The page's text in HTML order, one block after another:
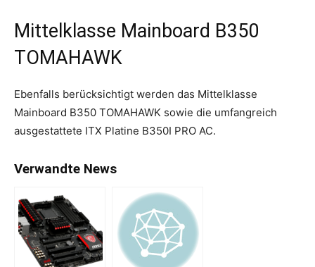
Mittelklasse Mainboard B350
TOMAHAWK
Ebenfalls berücksichtigt werden das Mittelklasse
Mainboard B350 TOMAHAWK sowie die umfangreich
ausgestattete ITX Platine B350I PRO AC.
Verwandte News